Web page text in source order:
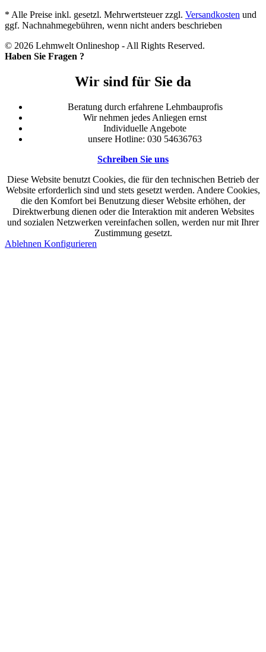
* Alle Preise inkl. gesetzl. Mehrwertsteuer zzgl. Versandkosten und
ggf. Nachnahmegebühren, wenn nicht anders beschrieben
© 2026 Lehmwelt Onlineshop - All Rights Reserved.
Haben Sie Fragen ?
Wir sind für Sie da
Beratung durch erfahrene Lehmbauprofis
Wir nehmen jedes Anliegen ernst
Individuelle Angebote
unsere Hotline: 030 54636763
Schreiben Sie uns
Diese Website benutzt Cookies, die für den technischen Betrieb der
Website erforderlich sind und stets gesetzt werden. Andere Cookies,
die den Komfort bei Benutzung dieser Website erhöhen, der
Direktwerbung dienen oder die Interaktion mit anderen Websites
und sozialen Netzwerken vereinfachen sollen, werden nur mit Ihrer
Zustimmung gesetzt.
Ablehnen Konfigurieren